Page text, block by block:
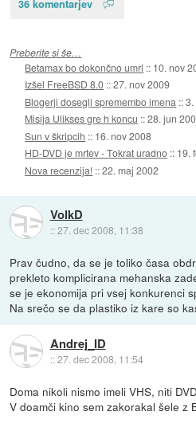
36 komentarjev
Preberite si še…
Betamax bo dokončno umrl :: 10. nov
Izšel FreeBSD 8.0 ::27. nov 2009
Blogerji dosegli spremembo imena ::3.
Misija Ulikses gre h koncu ::28. jun
Sun v škripcih :: 16. nov 2008
HD-DVD je mrtev - Tokrat uradno :: 19.
Nova recenzija! ::22. maj 2002
VolkD
::27. dec 2008, 11:38
Prav čudno, da se je toliko časa
prekleto komplicirana mehanska
se je ekonomija pri vsej konkurenci
Na srečo se da plastiko iz kare so
Andrej_ID
::27. dec 2008, 11:54
Doma nikoli nismo imeli VHS, niti
V doamči kino sem zakorakal šele z